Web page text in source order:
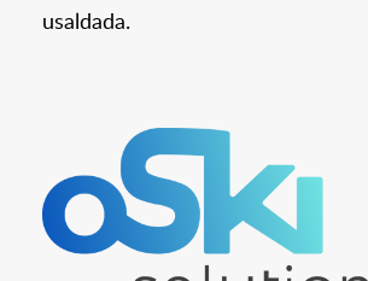
usaldada.